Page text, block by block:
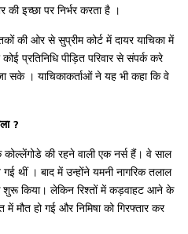
की इच्छा पर निर्भर करता है ।
की ओर से सुप्रीम कोर्ट में दायर याचिका में
प्रतिनिधि पीड़ित परिवार से संपर्क करे
सके । याचिकाकर्ताओं ने यह भी कहा कि वे
?
की रहने वाली एक नर्स हैं। वे साल
थीं । बाद में उन्होंने यमनी नागरिक तलाल
शुरू किया। लेकिन रिश्तों में कड़वाहट आने के
मौत हो गई और निमिषा को गिरफ्तार कर